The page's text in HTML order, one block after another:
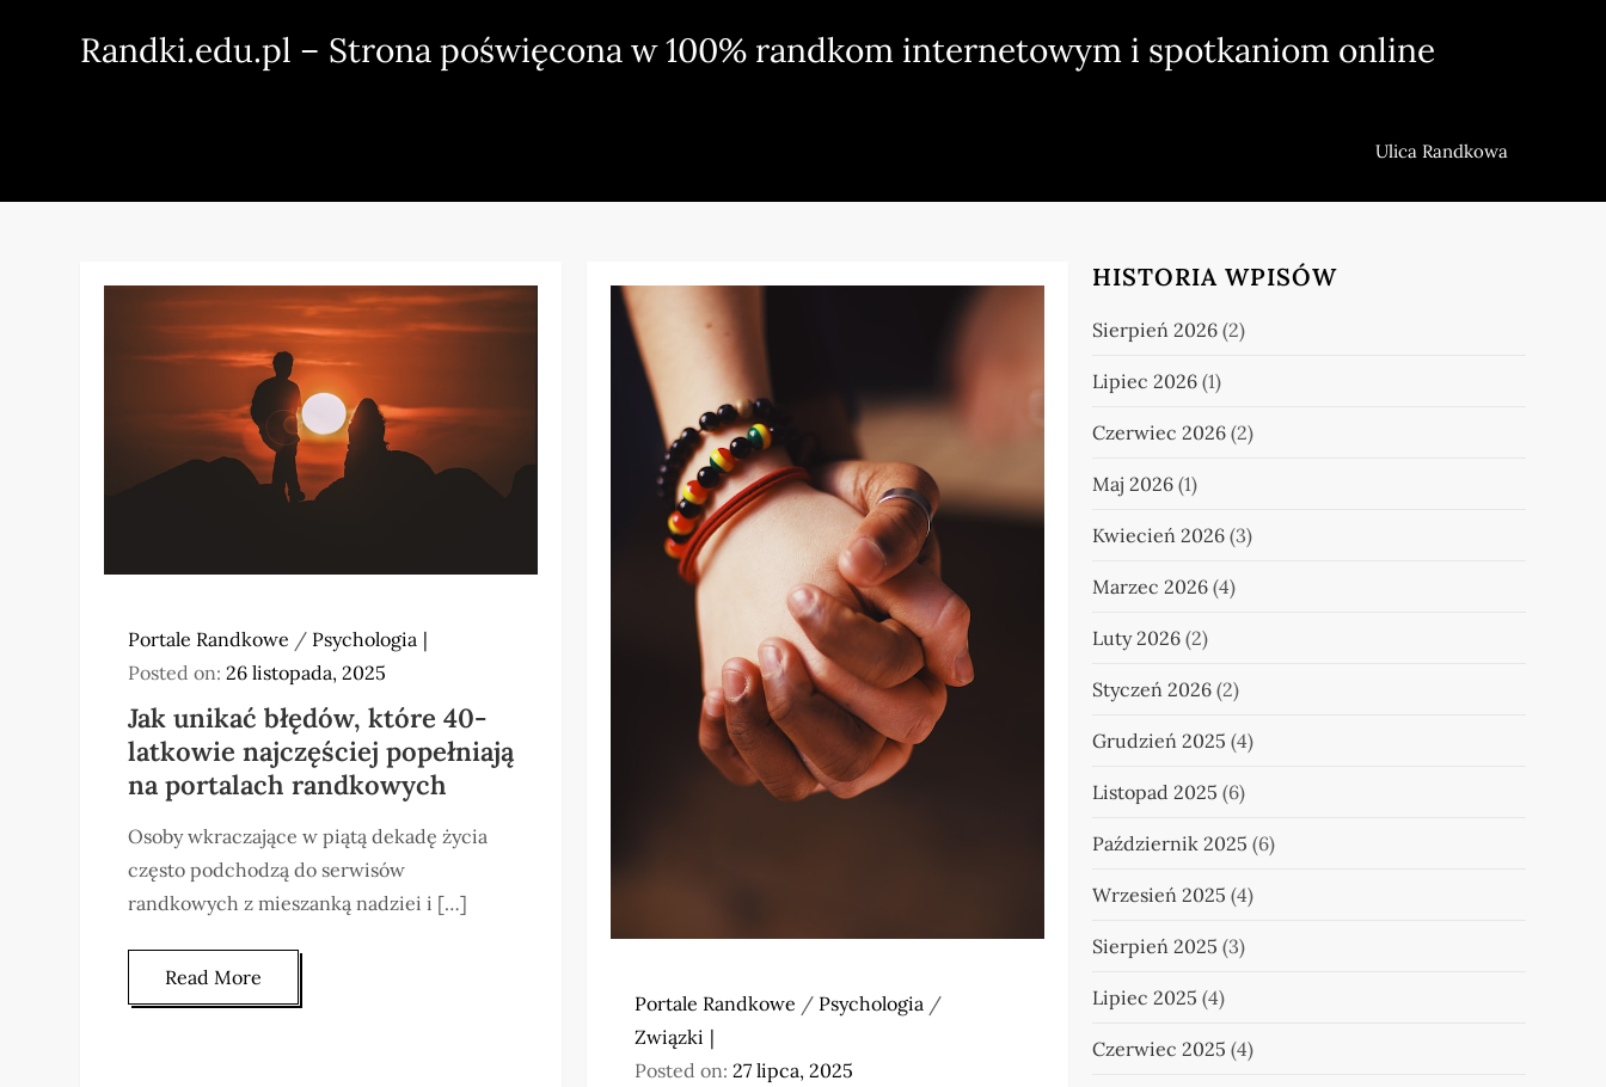
Randki.edu.pl – Strona poświęcona w 100% randkom internetowym i spotkaniom online
Ulica Randkowa
Portale Randkowe / Psychologia
Posted on:26 listopada, 2025
Jak unikać błędów, które 40-
latkowie najczęściej popełniają
na portalach randkowych
Osoby wkraczające w piątą dekadę życia
często podchodzą do serwisów
randkowych z mieszanką nadziei i […]
Read More
Portale Randkowe / Psychologia /
Związki
Posted on: 27 lipca, 2025
HISTORIA WPISÓW
Sierpień 2026(2)
Lipiec 2026(1)
Czerwiec 2026(2)
Maj 2026(1)
Kwiecień 2026(3)
Marzec 2026(4)
Luty 2026(2)
Styczeń 2026(2)
Grudzień 2025 (4)
Listopad 2025 (6)
Październik 2025 (6)
Wrzesień 2025 (4)
Sierpień 2025 (3)
Lipiec 2025 (4)
Czerwiec 2025 (4)